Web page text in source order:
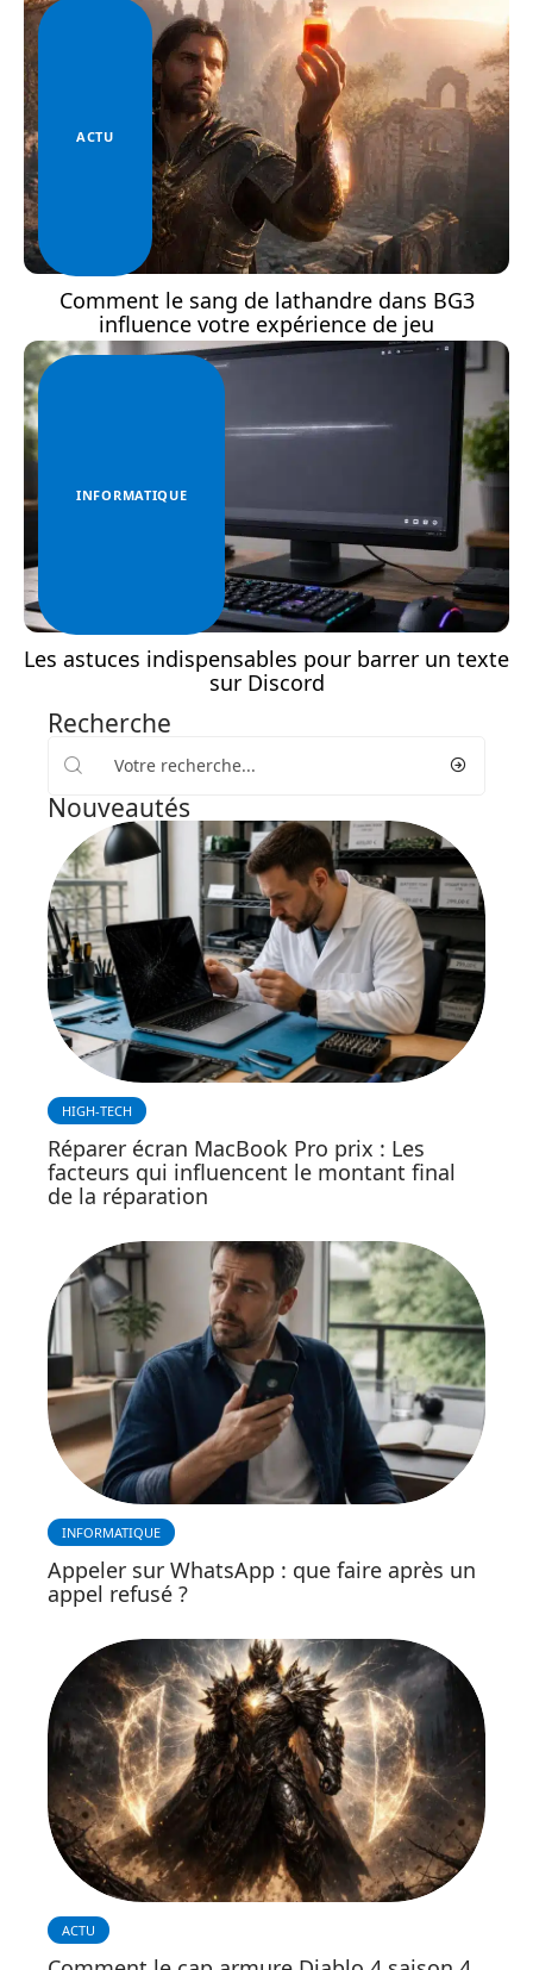
ACTU
Comment le sang de lathandre dans BG3
influence votre expérience de jeu
INFORMATIQUE
Les astuces indispensables pour barrer un texte
sur Discord
Recherche
Nouveautés
HIGH-TECH
Réparer écran MacBook Pro prix : Les
facteurs qui influencent le montant final
de la réparation
INFORMATIQUE
Appeler sur WhatsApp : que faire après un
appel refusé ?
ACTU